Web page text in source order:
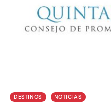
ABORDANDO
DESTINOS NOTICIAS